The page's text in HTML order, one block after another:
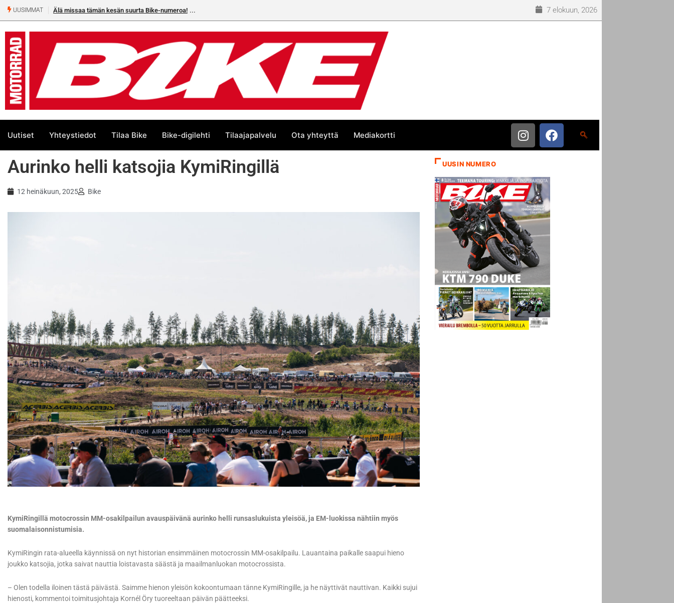
UUSIMMAT
Bike-numeroa! Heikkilä kymmenes 250cc EM-challengessä 7 elokuun, 2026
Uutiset Yhteystiedot Tilaa Bike Bike-digilehti Tilaajapalvelu Ota yhteyttä Mediakortti
Aurinko helli katsojia KymiRingillä
12 heinäkuun, 2025 Bike
KymiRingillä motocrossin MM-osakilpailun avauspäivänä aurinko helli runsaslukuista yleisöä, ja EM-luokissa nähtiin myös
suomalaisonnistumisia.
KymiRingin rata-alueella käynnissä on nyt historian ensimmäinen motocrossin MM-osakilpailu. Lauantaina paikalle saapui hieno
joukko katsojia, jotka saivat nauttia loistavasta säästä ja maailmanluokan motocrossista.
– Olen todella iloinen tästä päivästä. Saimme hienon yleisön kokoontumaan tänne KymiRingille, ja he näyttivät nauttivan. Kaikki sujui
hienosti, kommentoi toimitusjohtaja Kornél Öry tuoreeltaan päivän päätteeksi.
UUSIN NUMERO